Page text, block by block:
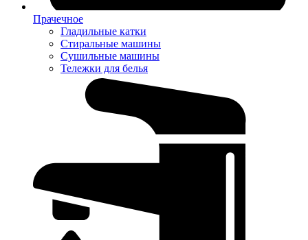
Прачечное
Гладильные катки
Стиральные машины
Сушильные машины
Тележки для белья